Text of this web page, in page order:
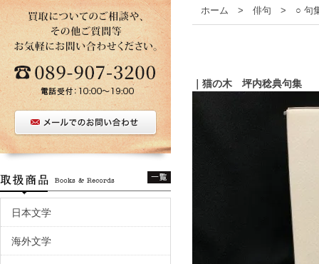
ホーム > 俳句 > ○
｜猫の木 坪内稔典句集
日本文学
海外文学